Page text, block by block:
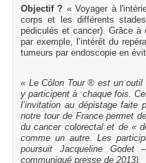
Objectif ? « Voyager à
corps et les différents
pédiculés et cancer). Grâce à
par exemple, l’intérêt du
tumeurs par endoscopie en
« Le Côlon Tour ® est un outil
y participent à chaque fois.
l’invitation au dépistage faite
notre tour de France permet
du cancer colorectal et de «
comme un autre. Les
poursuit Jacqueline
communiqué presse de 2013).